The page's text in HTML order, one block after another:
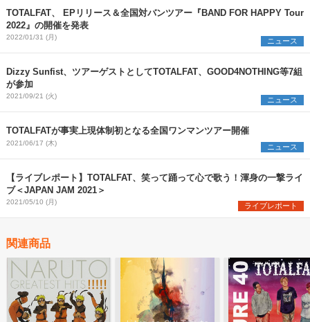
TOTALFAT、 EPリリース＆全国対バンツアー『BAND FOR HAPPY Tour
2022』の開催を発表
2022/01/31 (月) ニュース
Dizzy Sunfist、ツアーゲストとしてTOTALFAT、GOOD4NOTHING等7組
が参加
2021/09/21 (火) ニュース
TOTALFATが事実上現体制初となる全国ワンマンツアー開催
2021/06/17 (木) ニュース
【ライブレポート】TOTALFAT、笑って踊って心で歌う！渾身の一撃ライ
ブ＜JAPAN JAM 2021＞
2021/05/10 (月) ライブレポート
関連商品